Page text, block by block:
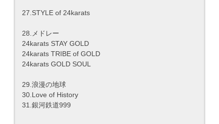
27.STYLE of 24karats
28.メドレー
24karats STAY GOLD
24karats TRIBE of GOLD
24karats GOLD SOUL
29.浪漫の地球
30.Love of History
31.銀河鉄道999